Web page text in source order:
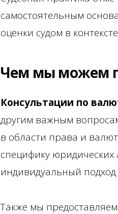
самостоятельным
оценки судом в
Чем мы можем
Консультации по
другим важным
в области права и
специфику
индивидуальный подход
Также мы